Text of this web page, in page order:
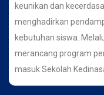
keunikan dan
menghadirkan
kebutuhan siswa.
merancang program
masuk Sekolah